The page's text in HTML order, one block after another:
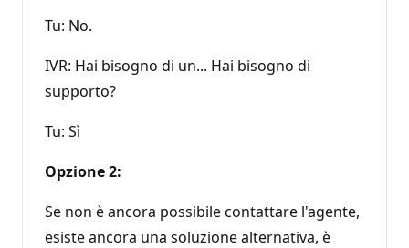
Tu: No.
IVR: Hai bisogno di un... Hai bisogno di
supporto?
Tu: Sì
Opzione 2:
Se non è ancora possibile contattare l'agente,
esiste ancora una soluzione alternativa, è